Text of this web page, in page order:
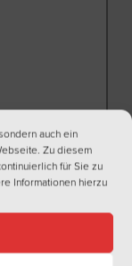
auch ein
Zu diesem
für Sie zu
Informationen hierzu
Wunsch)
Sorte
zu sein